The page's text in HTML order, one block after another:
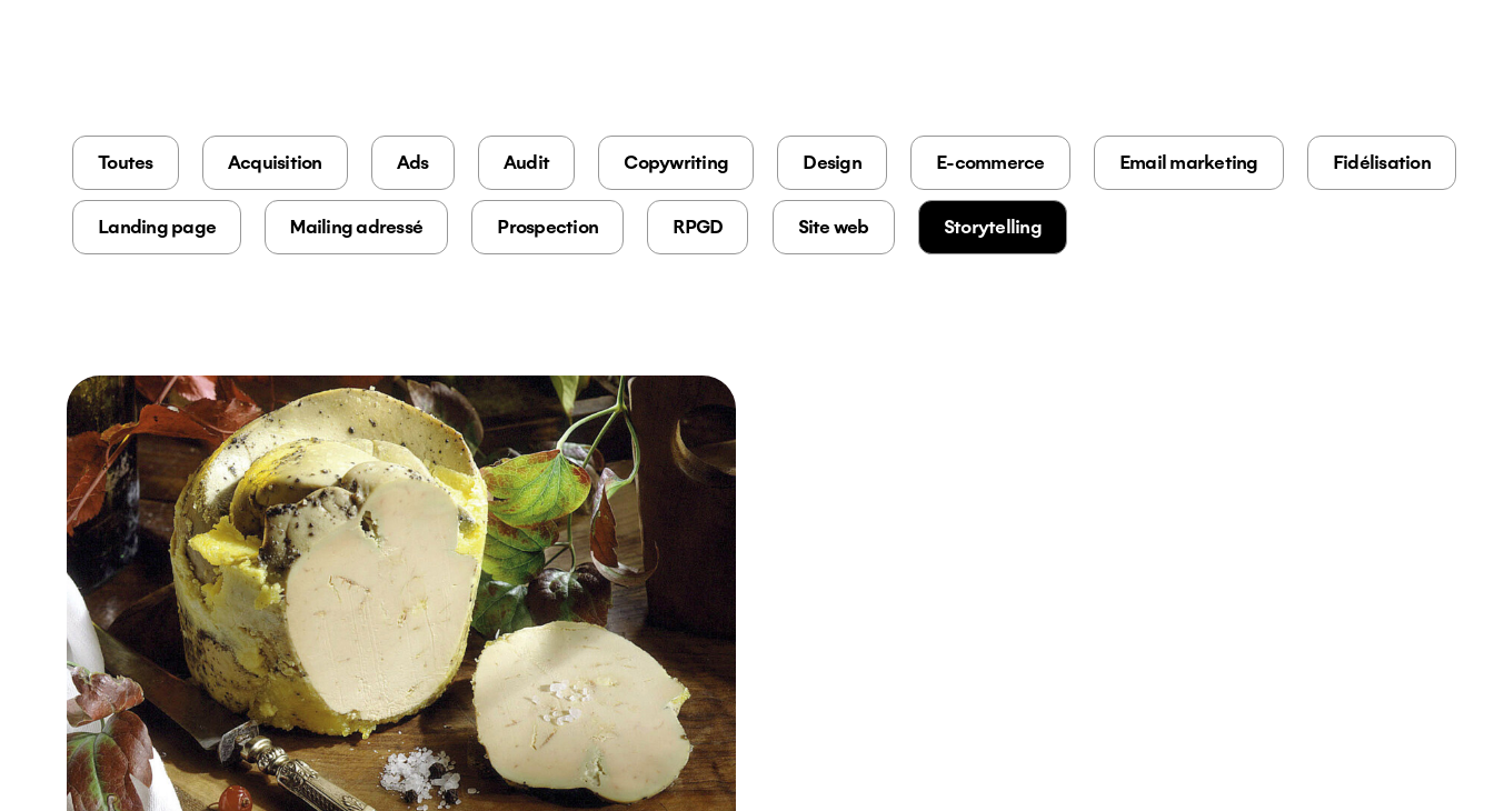
Toutes Acquisition Ads Audit Copywriting Design E-commerce Email marketing Fidélisation
Landing page Mailing adressé Prospection RPGD Site web Storytelling